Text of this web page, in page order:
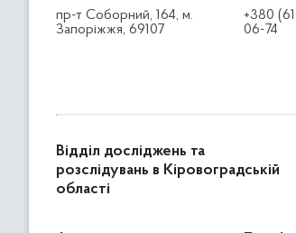
пр-т Соборний, 164, м.
Запоріжжя, 69107
+380
06-74
Відділ досліджень та
розслідувань в Кіровоградській
області